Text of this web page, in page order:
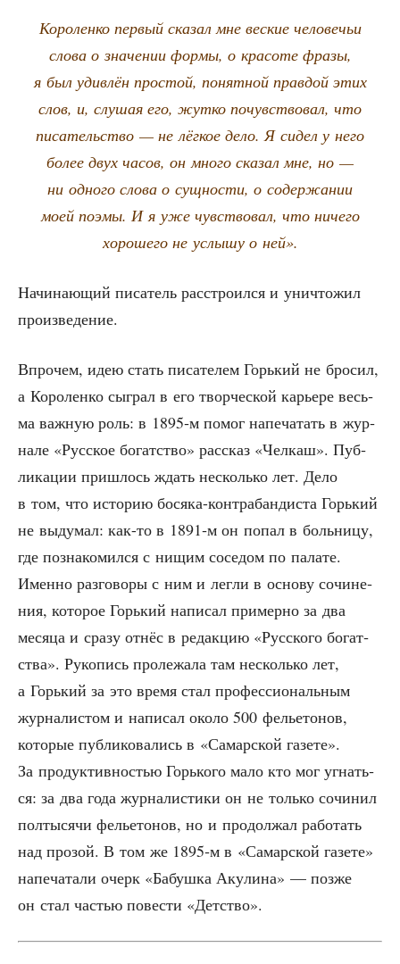
Коро­лен­ко пер­вый ска­зал мне вес­кие чело­ве­чьи
сло­ва о зна­че­нии фор­мы, о кра­со­те фра­зы,
я был удив­лён про­стой, понят­ной прав­дой этих
слов, и, слу­шая его, жут­ко почув­ство­вал, что
писа­тель­ство — не лёг­кое дело. Я сидел у него
более двух часов, он мно­го ска­зал мне, но —
ни одно­го сло­ва о сущ­но­сти, о содер­жа­нии
моей поэ­мы. И я уже чув­ство­вал, что ниче­го
хоро­ше­го не услы­шу о ней».
Начи­на­ю­щий писа­тель рас­стро­ил­ся и уни­что­жил
произведение.
Впро­чем, идею стать писа­те­лем Горь­кий не бро­сил,
а Коро­лен­ко сыг­рал в его твор­че­ской карье­ре весь­
ма важ­ную роль: в 1895‑м помог напе­ча­тать в жур­
на­ле «Рус­ское богат­ство» рас­сказ «Чел­каш». Пуб­
ли­ка­ции при­шлось ждать несколь­ко лет. Дело
в том, что исто­рию бося­ка-кон­тра­бан­ди­ста Горь­кий
не выду­мал: как-то в 1891‑м он попал в боль­ни­цу,
где позна­ко­мил­ся с нищим сосе­дом по пала­те.
Имен­но раз­го­во­ры с ним и лег­ли в осно­ву сочи­не­
ния, кото­рое Горь­кий напи­сал при­мер­но за два
меся­ца и сра­зу отнёс в редак­цию «Рус­ско­го богат­
ства». Руко­пись про­ле­жа­ла там несколь­ко лет,
а Горь­кий за это вре­мя стал про­фес­си­о­наль­ным
жур­на­ли­стом и напи­сал око­ло 500 фелье­то­нов,
кото­рые пуб­ли­ко­ва­лись в «Самар­ской газе­те».
За про­дук­тив­но­стью Горь­ко­го мало кто мог угнать­
ся: за два года жур­на­ли­сти­ки он не толь­ко сочи­нил
пол­ты­ся­чи фелье­то­нов, но и про­дол­жал рабо­тать
над про­зой. В том же 1895‑м в «Самар­ской газе­те»
напе­ча­та­ли очерк «Бабуш­ка Аку­ли­на» — поз­же
он стал частью пове­сти «Дет­ство».